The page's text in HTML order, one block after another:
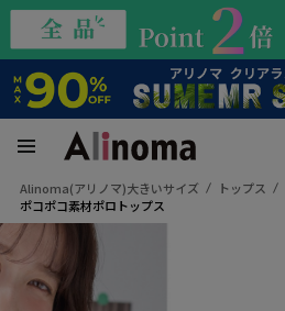
Alinoma(アリノマ)大きいサイズ トップス
ポコポコ素材ポロトップス